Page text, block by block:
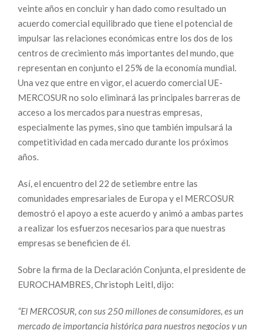
veinte años en concluir y han dado como resultado un
acuerdo comercial equilibrado que tiene el potencial de
impulsar las relaciones económicas entre los dos de los
centros de crecimiento más importantes del mundo, que
representan en conjunto el 25% de la economía mundial.
Una vez que entre en vigor, el acuerdo comercial UE-
MERCOSUR no solo eliminará las principales barreras de
acceso a los mercados para nuestras empresas,
especialmente las pymes, sino que también impulsará la
competitividad en cada mercado durante los próximos
años.
Así, el encuentro del 22 de setiembre entre las
comunidades empresariales de Europa y el MERCOSUR
demostró el apoyo a este acuerdo y animó a ambas partes
a realizar los esfuerzos necesarios para que nuestras
empresas se beneficien de él.
Sobre la firma de la Declaración Conjunta, el presidente de
EUROCHAMBRES, Christoph Leitl, dijo:
“El MERCOSUR, con sus 250 millones de consumidores, es un
mercado de importancia histórica para nuestros negocios y un